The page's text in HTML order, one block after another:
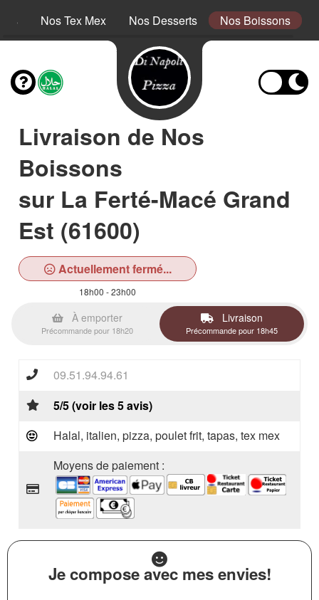
Nos Tex Mex Nos Desserts Nos Boissons
Livraison de Nos
Boissons
sur La Ferté-Macé Grand
Est (61600)
Actuellement fermé...
18h00 - 23h00
À emporter
Précommande pour 18h20
Livraison
Précommande pour 18h45
09.51.94.94.61
5/5 (voir les 5 avis)
Halal, italien, pizza, poulet frit, tapas, tex mex
Moyens de paiement :
Je compose avec mes envies!